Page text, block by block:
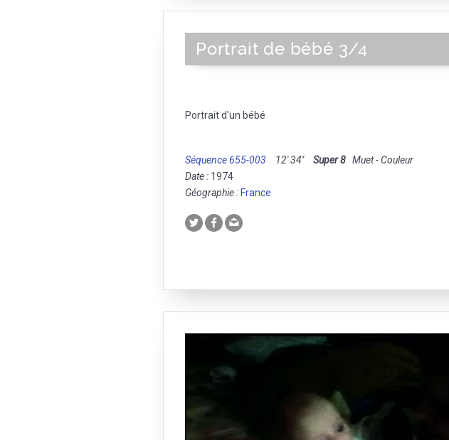
Portrait de bébé 3/4
Portrait d'un bébé
Séquence 655-003 12' 34'' Super 8 Muet - Couleur
Date : 1974
Géographie : France